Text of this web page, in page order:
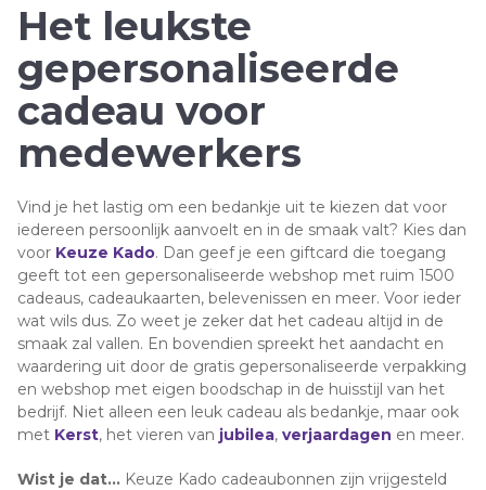
Het leukste
gepersonaliseerde
cadeau voor
medewerkers
Vind je het lastig om een bedankje uit te kiezen dat voor
iedereen persoonlijk aanvoelt en in de smaak valt? Kies dan
voor Keuze Kado. Dan geef je een giftcard die toegang
geeft tot een gepersonaliseerde webshop met ruim 1500
cadeaus, cadeaukaarten, belevenissen en meer. Voor ieder
wat wils dus. Zo weet je zeker dat het cadeau altijd in de
smaak zal vallen. En bovendien spreekt het aandacht en
waardering uit door de gratis gepersonaliseerde verpakking
en webshop met eigen boodschap in de huisstijl van het
bedrijf. Niet alleen een leuk cadeau als bedankje, maar ook
met Kerst, het vieren van jubilea, verjaardagen en meer.
Wist je dat… Keuze Kado cadeaubonnen zijn vrijgesteld